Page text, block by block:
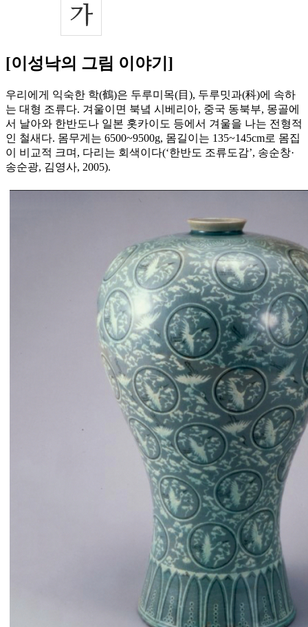
[이성낙의 그림 이야기]
우리에게 익숙한 학(鶴)은 두루미목(目), 두루밋과(科)에 속하
는 대형 조류다. 겨울이면 북녘 시베리아, 중국 동북부, 몽골에
서 날아와 한반도나 일본 홋카이도 등에서 겨울을 나는 전형적
인 철새다. 몸무게는 6500~9500g, 몸길이는 135~145cm로 몸집
이 비교적 크며, 다리는 회색이다(‘한반도 조류도감’, 송순창·
송순광, 김영사, 2005).